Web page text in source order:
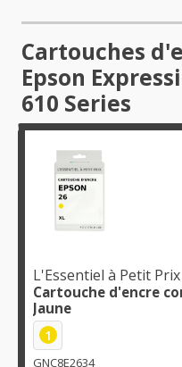
Cartouches
Epson
610 Series
L'Essentiel à Petit Prix
Cartouche d'encre
Jaune
1
GNC8E2634